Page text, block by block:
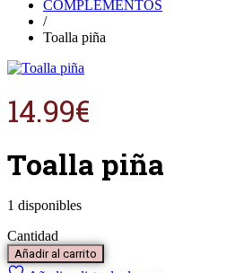
COMPLEMENTOS
/
Toalla piña
14.99€
Toalla piña
1 disponibles
Cantidad
Añadir al carrito